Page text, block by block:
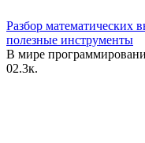
Разбор
полезные инструменты
В мире
02.3к.